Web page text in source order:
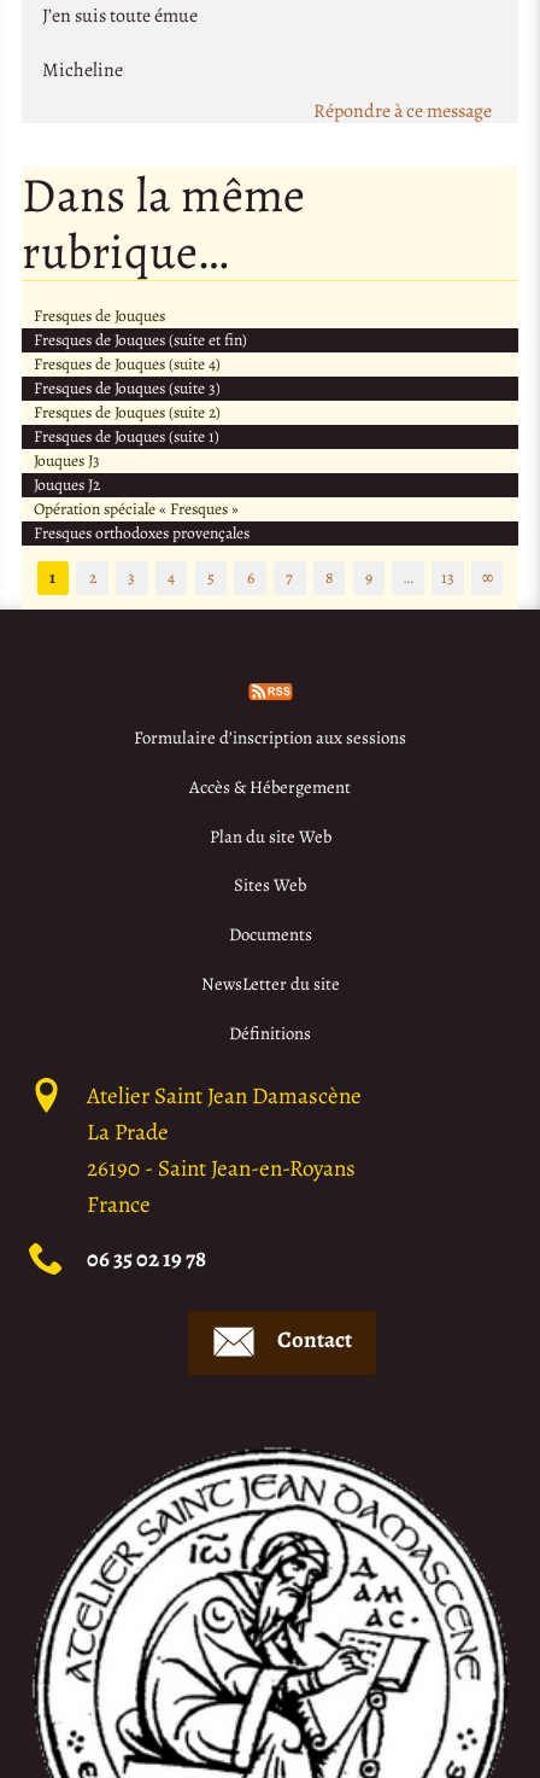
J’en suis toute émue
Micheline
Répondre à ce message
Dans la même
rubrique…
Fresques de Jouques
Fresques de Jouques (suite et fin)
Fresques de Jouques (suite 4)
Fresques de Jouques (suite 3)
Fresques de Jouques (suite 2)
Fresques de Jouques (suite 1)
Jouques J3
Jouques J2
Opération spéciale « Fresques »
Fresques orthodoxes provençales
1
2 3 4 5 6 7 8 9 … 13 ∞
Formulaire d’inscription aux sessions
Accès & Hébergement
Plan du site Web
Sites Web
Documents
NewsLetter du site
Définitions
Atelier Saint Jean Damascène
La Prade
26190- Saint Jean-en-Royans
France
06 35 02 19 78
Contact